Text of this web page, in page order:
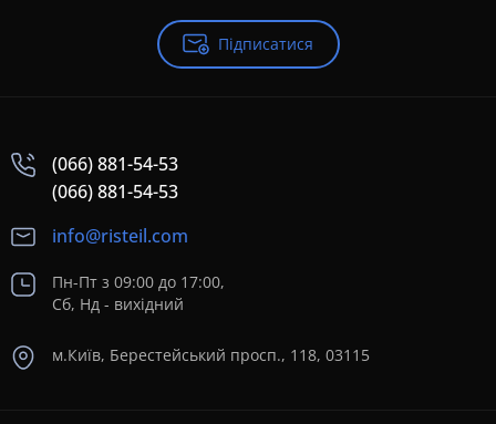
Підписатися
(066) 881-54-53
(066) 881-54-53
info@risteil.com
Пн-Пт з 09:00 до 17:00,
Сб, Нд - вихідний
м.Київ, Берестейський просп., 118, 03115